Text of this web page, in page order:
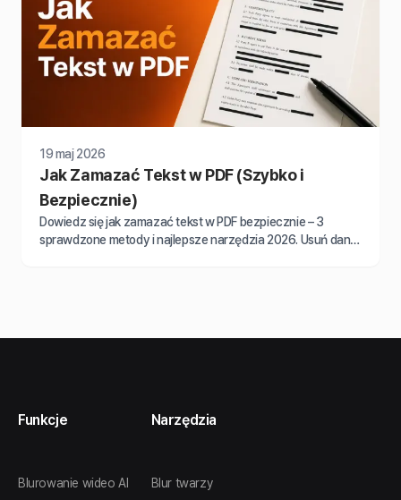
19 maj 2026
Jak Zamazać Tekst w PDF (Szybko i
Bezpiecznie)
Dowiedz się jak zamazać tekst w PDF bezpiecznie – 3
sprawdzone metody i najlepsze narzędzia 2026. Usuń dane
Funkcje
Blurowanie wideo AI
Narzędzia
Blur twarzy